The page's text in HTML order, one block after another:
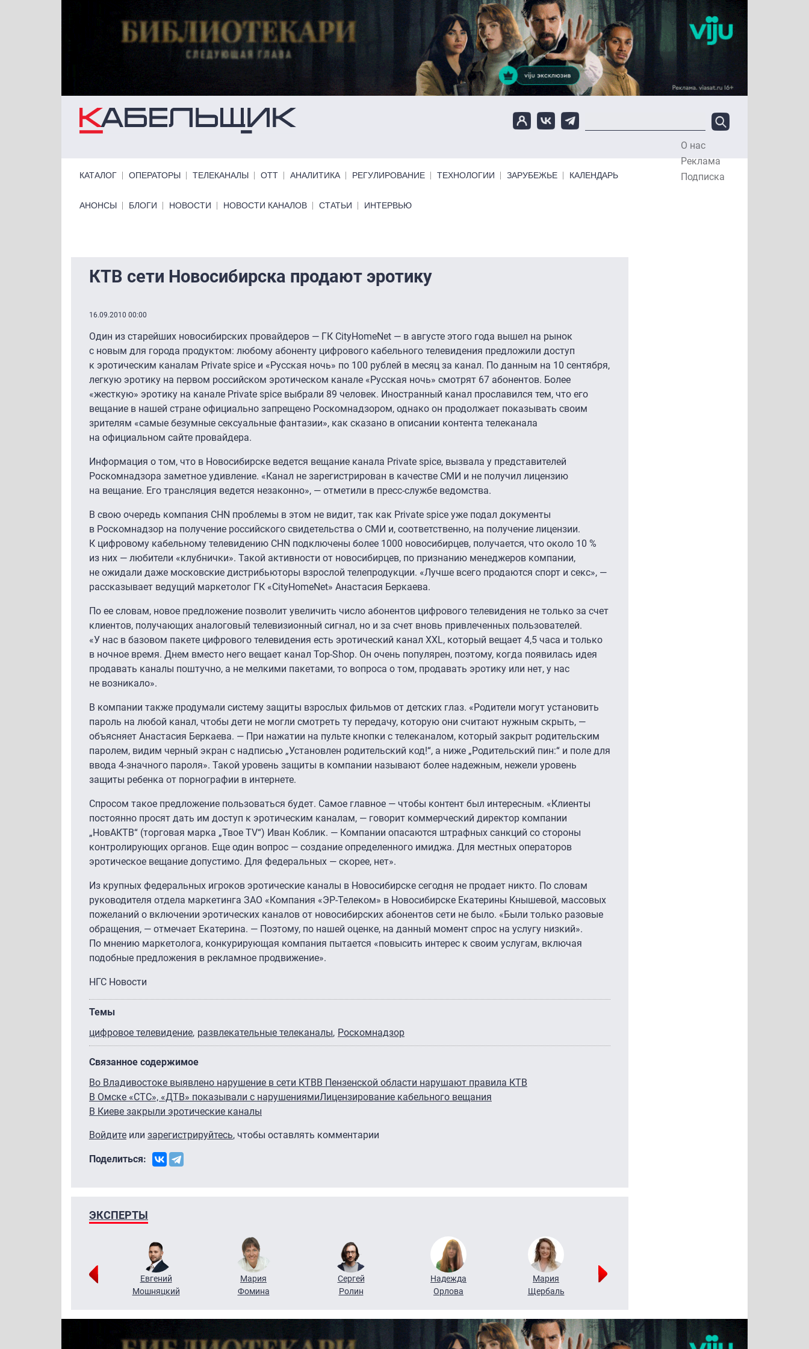
О нас
Реклама
Подписка
КАТАЛОГ ОПЕРАТОРЫ ТЕЛЕКАНАЛЫ ОТТ АНАЛИТИКА РЕГУЛИРОВАНИЕ ТЕХНОЛОГИИ ЗАРУБЕЖЬЕ КАЛЕНДАРЬ
Primary links bottom
АНОНСЫ БЛОГИ НОВОСТИ НОВОСТИ КАНАЛОВ СТАТЬИ ИНТЕРВЬЮ
КТВ сети Новосибирска продают эротику
16.09.2010 00:00
Один из старейших новосибирских провайдеров — ГК CityHomeNet — в августе этого года вышел на рынок
с новым для города продуктом: любому абоненту цифрового кабельного телевидения предложили доступ
к эротическим каналам Private spice и «Русская ночь» по 100 рублей в месяц за канал. По данным на 10 сентября,
легкую эротику на первом российском эротическом канале «Русская ночь» смотрят 67 абонентов. Более
«жесткую» эротику на канале Private spice выбрали 89 человек. Иностранный канал прославился тем, что его
вещание в нашей стране официально запрещено Роскомнадзором, однако он продолжает показывать своим
зрителям «самые безумные сексуальные фантазии», как сказано в описании контента телеканала
на официальном сайте провайдера.
Информация о том, что в Новосибирске ведется вещание канала Private spice, вызвала у представителей
Роскомнадзора заметное удивление. «Канал не зарегистрирован в качестве СМИ и не получил лицензию
на вещание. Его трансляция ведется незаконно», — отметили в пресс-службе ведомства.
В свою очередь компания CHN проблемы в этом не видит, так как Private spice уже подал документы
в Роскомнадзор на получение российского свидетельства о СМИ и, соответственно, на получение лицензии.
К цифровому кабельному телевидению CHN подключены более 1000 новосибирцев, получается, что около 10 %
из них — любители «клубнички». Такой активности от новосибирцев, по признанию менеджеров компании,
не ожидали даже московские дистрибьюторы взрослой телепродукции. «Лучше всего продаются спорт и секс», —
рассказывает ведущий маркетолог ГК «CityHomeNet» Анастасия Беркаева.
По ее словам, новое предложение позволит увеличить число абонентов цифрового телевидения не только за счет
клиентов, получающих аналоговый телевизионный сигнал, но и за счет вновь привлеченных пользователей.
«У нас в базовом пакете цифрового телевидения есть эротический канал XXL, который вещает 4,5 часа и только
в ночное время. Днем вместо него вещает канал Top-Shop. Он очень популярен, поэтому, когда появилась идея
продавать каналы поштучно, а не мелкими пакетами, то вопроса о том, продавать эротику или нет, у нас
не возникало».
В компании также продумали систему защиты взрослых фильмов от детских глаз. «Родители могут установить
пароль на любой канал, чтобы дети не могли смотреть ту передачу, которую они считают нужным скрыть, —
объясняет Анастасия Беркаева. — При нажатии на пульте кнопки с телеканалом, который закрыт родительским
паролем, видим черный экран с надписью „Установлен родительский код!“, а ниже „Родительский пин:“ и поле для
ввода 4-значного пароля». Такой уровень защиты в компании называют более надежным, нежели уровень
защиты ребенка от порнографии в интернете.
Спросом такое предложение пользоваться будет. Самое главное — чтобы контент был интересным. «Клиенты
постоянно просят дать им доступ к эротическим каналам, — говорит коммерческий директор компании
„НовАКТВ“ (торговая марка „Твое TV“) Иван Коблик. — Компании опасаются штрафных санкций со стороны
контролирующих органов. Еще один вопрос — создание определенного имиджа. Для местных операторов
эротическое вещание допустимо. Для федеральных — скорее, нет».
Из крупных федеральных игроков эротические каналы в Новосибирске сегодня не продает никто. По словам
руководителя отдела маркетинга ЗАО «Компания «ЭР-Телеком» в Новосибирске Екатерины Кнышевой, массовых
пожеланий о включении эротических каналов от новосибирских абонентов сети не было. «Были только разовые
обращения, — отмечает Екатерина. — Поэтому, по нашей оценке, на данный момент спрос на услугу низкий».
По мнению маркетолога, конкурирующая компания пытается «повысить интерес к своим услугам, включая
подобные предложения в рекламное продвижение».
НГС Новости
Темы
цифровое телевидение развлекательные телеканалы Роскомнадзор
Связанное содержимое
Во Владивостоке выявлено нарушение в сети КТВВ Пензенской области нарушают правила КТВ
В Омске «СТС», «ДТВ» показывали с нарушениямиЛицензирование кабельного вещания
В Киеве закрыли эротические каналы
Войдите или зарегистрируйтесь, чтобы оставлять комментарии
Поделиться:
ЭКСПЕРТЫ
Евгений
Мошняцкий
Мария
Фомина
Сергей
Ролин
Надежда
Орлова
Мария
Щербаль